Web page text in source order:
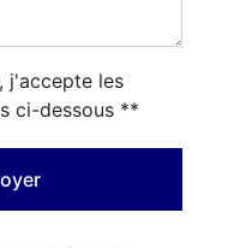
j'accepte les
ci-dessous **